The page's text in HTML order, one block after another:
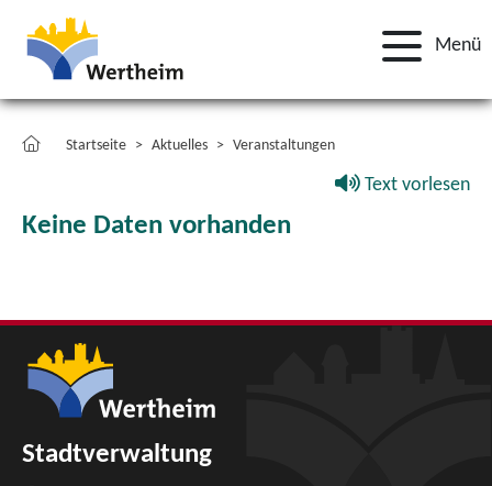
Menü
Startseite Aktuelles Veranstaltungen
Text vorlesen
Keine Daten vorhanden
Stadtverwaltung